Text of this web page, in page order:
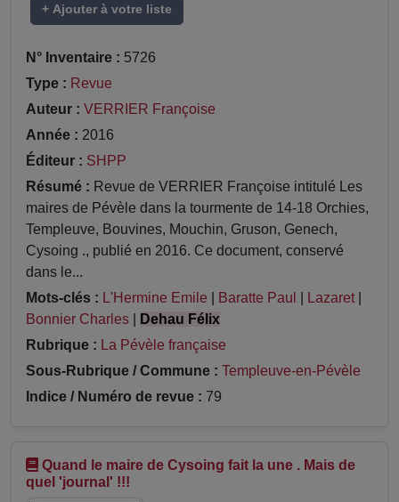
+ Ajouter à votre liste
N° Inventaire : 5726
Type : Revue
Auteur : VERRIER Françoise
Année : 2016
Éditeur : SHPP
Résumé : Revue de VERRIER Françoise intitulé Les
maires de Pévèle dans la tourmente de 14-18 Orchies,
Templeuve, Bouvines, Mouchin, Gruson, Genech,
Cysoing ., publié en 2016. Ce document, conservé
dans le...
Mots-clés : L'Hermine Emile Baratte Paul Lazaret
Bonnier Charles
Dehau Félix
Rubrique : La Pévèle française
Sous-Rubrique / Commune : Templeuve-en-Pévèle
Indice / Numéro de revue : 79
Quand le maire de Cysoing fait la une . Mais de
quel 'journal' !!!